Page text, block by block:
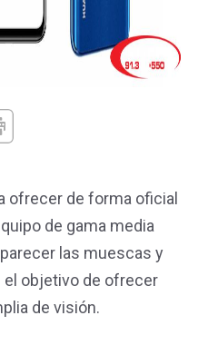
ofrecer de forma oficial
de gama media
las muescas y
el objetivo de ofrecer
de visión.